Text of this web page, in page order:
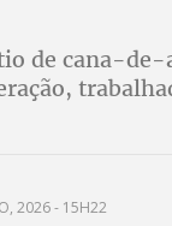
de cana-de-
2026 - 15H22